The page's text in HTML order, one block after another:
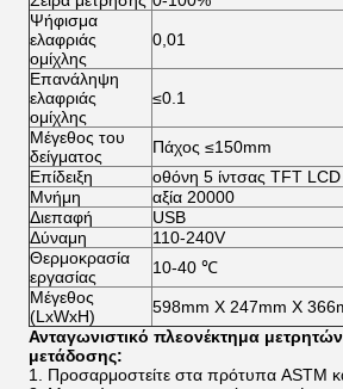
Ψήφισμα
ελαφριάς
ομίχλης
0,01
Επανάληψη
ελαφριάς
ομίχλης
≤0.1
Μέγεθος του
δείγματος
Πάχος ≤150mm
Επίδειξη
οθόνη 5 ίντσας TFT LCD
Μνήμη
αξία 20000
Διεπαφή
USB
Δύναμη
110-240V
Θερμοκρασία
εργασίας
10-40 ℃
Μέγεθος
(LxWxH)
598mm X 247mm X
Ανταγωνιστικό πλεονέκτημα
μετάδοσης:
1. Προσαρμοστείτε στα πρότυπα ASTM